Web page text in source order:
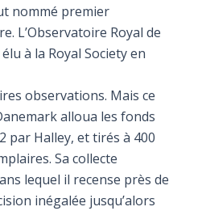
nommé premier
L’Observatoire Royal de
à la Royal Society en
observations. Mais ce
alloua les fonds
par Halley, et tirés à 400
Sa collecte
lequel il recense près de
inégalée jusqu’alors